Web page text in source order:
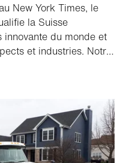
New York Times, le
la Suisse
du monde et
et industries. Notre
en Amérique du